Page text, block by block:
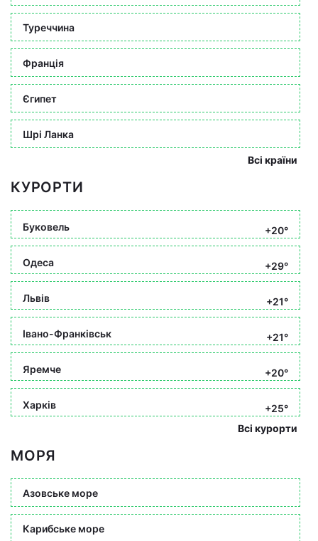
Туреччина
Франція
Єгипет
Шрі Ланка
Всі країни
КУРОРТИ
Буковель +20°
Одеса +29°
Львів +21°
Івано-Франківськ +21°
Яремче +20°
Харків
+25°
Всі курорти
МОРЯ
Азовське море
Карибське море